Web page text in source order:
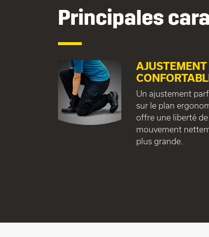
Principales
AJUSTEMENT
Un ajustement
sur le plan
offre une liberté de
mouvement
plus grande.